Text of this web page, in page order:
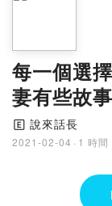
每一個選
妻有些故
🄴 說來話長
2021-02-04 · 1 時間